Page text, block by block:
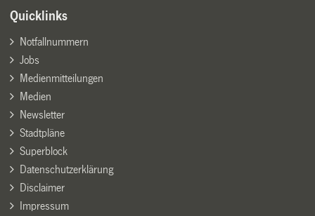
Quicklinks
Notfallnummern
Jobs
Medienmitteilungen
Medien
Newsletter
Stadtpläne
Superblock
Datenschutzerklärung
Disclaimer
Impressum